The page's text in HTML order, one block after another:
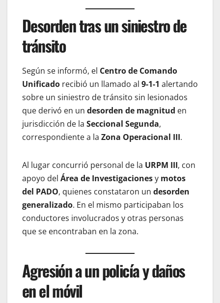
Desorden tras un siniestro de
tránsito
Según se informó, el Centro de Comando
Unificado recibió un llamado al 9-1-1 alertando
sobre un siniestro de tránsito sin lesionados
que derivó en un desorden de magnitud en
jurisdicción de la Seccional Segunda,
correspondiente a la Zona Operacional III.
Al lugar concurrió personal de la URPM III, con
apoyo del Área de Investigacionesy motos
del PADO, quienes constataron un desorden
generalizado. En el mismo participaban los
conductores involucrados y otras personas
que se encontraban en la zona.
Agresión a un policía y daños
en el móvil